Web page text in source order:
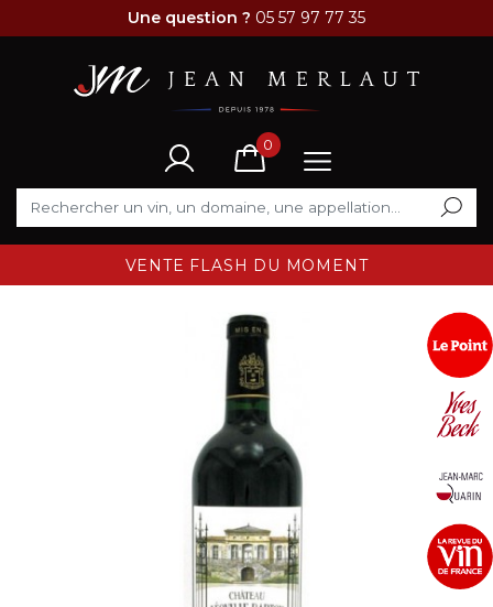
Une question ? 05 57 97 77 35
0
VENTE FLASH DU MOMENT